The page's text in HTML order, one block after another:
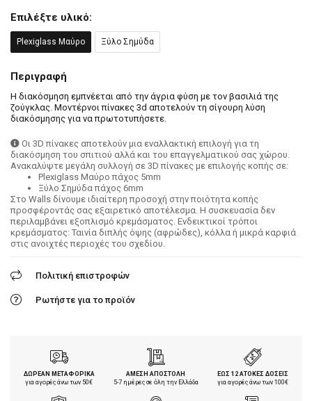
Επιλέξτε υλικό:
Plexiglass Μαύρο Ξύλο Σημύδα
Περιγραφή
Η διακόσμηση εμπνέεται από την άγρια φύση με τον βασιλιά της
ζούγκλας. Μοντέρνοι πίνακες 3d αποτελούν τη σίγουρη λύση
διακόσμησης για να πρωτοτυπήσετε.
Οι 3D πίνακες αποτελούν μια εναλλακτική επιλογή για τη
διακόσμηση του σπιτιού αλλά και του επαγγελματικού σας χώρου.
Ανακαλύψτε μεγάλη συλλογή σε 3D πίνακες με επιλογής κοπής σε:
Plexiglass Μαύρο πάχος 5mm
Ξύλο Σημύδα πάχος 6mm
Στο Walls δίνουμε ιδιαίτερη προσοχή στην ποιότητα κοπής
προσφέροντάς σας εξαιρετικό αποτέλεσμα. Η συσκευασία δεν
περιλαμβάνει εξοπλισμό κρεμάσματος. Ενδεικτικοί τρόποι
κρεμάσματος: Ταινία διπλής όψης (αφρώδες), κόλλα ή μικρά καρφιά
στις ανοιχτές περιοχές του σχεδίου.
Πολιτική επιστροφών
Ρωτήστε για το προϊόν
ΔΩΡΕΑΝ ΜΕΤΑΦΟΡΙΚΑ
για αγορές άνω των 50€
ΑΜΕΣΗ ΑΠΟΣΤΟΛΗ
5-7 ημέρες σε όλη την Ελλάδα
ΕΩΣ 12 ΑΤΟΚΕΣ ΔΟΣΕΙΣ
για αγορές άνω των 100€